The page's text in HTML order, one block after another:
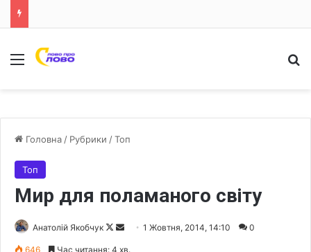
Меню
Головна / Рубрики /Топ
Топ
Мир для поламаного світу
Анатолій Якобчук
F
1 Жовтня, 2014, 14:10 0
646 Час читання: 4 хв.